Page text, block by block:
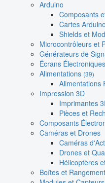
Arduino
Composants
Cartes Arduino
Shields et
Microcontrôleurs et
Générateurs de
Écrans Électroniques
Alimentations (39)
Alimentations
Impression 3D
Imprimantes
Pièces et
Composants
Caméras et Drones
Caméras
Drones et
Hélicoptères
Boîtes et